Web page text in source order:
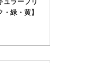
緑・黄】